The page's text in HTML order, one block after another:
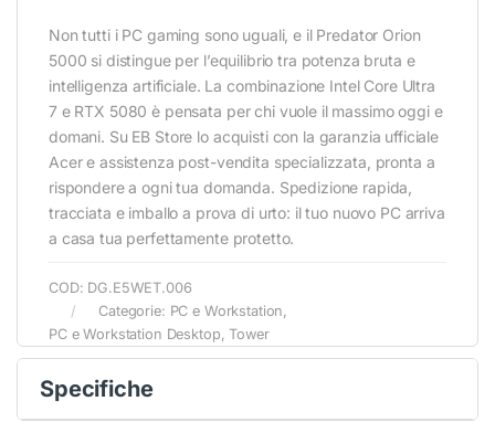
Non tutti i PC gaming sono uguali, e il Predator Orion
5000 si distingue per l’equilibrio tra potenza bruta e
intelligenza artificiale. La combinazione Intel Core Ultra
7 e RTX 5080 è pensata per chi vuole il massimo oggi e
domani. Su EB Store lo acquisti con la garanzia ufficiale
Acer e assistenza post-vendita specializzata, pronta a
rispondere a ogni tua domanda. Spedizione rapida,
tracciata e imballo a prova di urto: il tuo nuovo PC arriva
a casa tua perfettamente protetto.
COD: DG.E5WET.006
Categorie: PC e Workstation
PC e Workstation Desktop ,Tower
Specifiche